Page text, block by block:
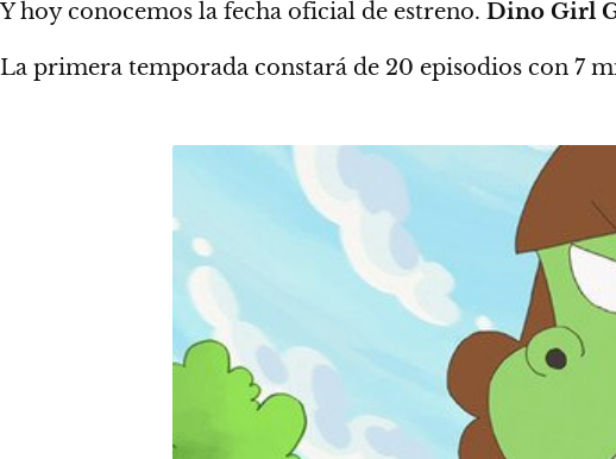
Y hoy conocemos la fecha oficial de estreno. Dino Girl
La primera temporada constará de 20 episodios con 7